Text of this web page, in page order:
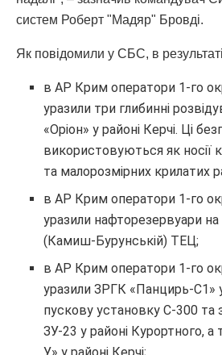
систем Роберт "Мадяр" Бровді.
Як повідомили у СБС, в
в АР Крим оператори 1-го
уразили три глибинні
«Оріон» у районі Керчі. Ці
використовуються як носії
та малорозмірних крилатих
в АР Крим оператори 1-го
уразили нафторезервуари на
(Камиш-Бурунській) ТЕЦ;
в АР Крим оператори 1-го
уразили ЗРГК «Панцирь-С1»
пускову установку С-300 та
ЗУ-23 у районі Курортного,